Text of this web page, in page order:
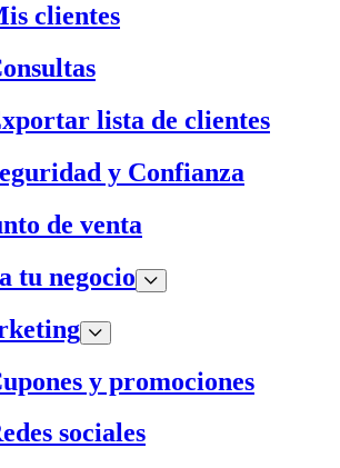
clientes
lista de clientes
y Confianza
de venta
tu negocio
y promociones
sociales